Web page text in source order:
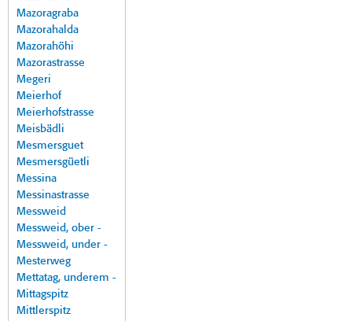
Mazoragraba
Mazorahalda
Mazorahöhi
Mazorastrasse
Megeri
Meierhof
Meierhofstrasse
Meisbädli
Mesmersguet
Mesmersgüetli
Messina
Messinastrasse
Messweid
Messweid, ober -
Messweid, under -
Mesterweg
Mettatag, underem -
Mittagspitz
Mittlerspitz